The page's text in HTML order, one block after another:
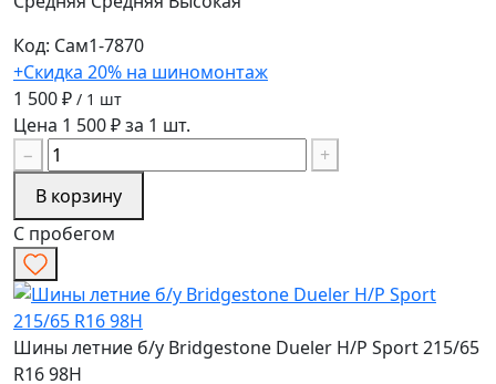
Код: Сам1-7870
+Скидка 20% на шиномонтаж
1 500 ₽ / 1 шт
Цена 1 500 ₽ за 1 шт.
−
+
В корзину
С пробегом
Шины летние б/у Bridgestone Dueler H/P Sport 215/65
R16 98H